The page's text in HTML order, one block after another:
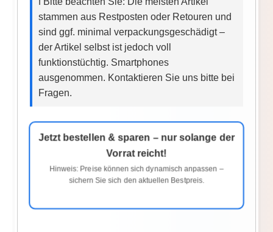
stammen aus Restposten oder Retouren und
sind ggf. minimal verpackungsgeschädigt –
der Artikel selbst ist jedoch voll
funktionstüchtig. Smartphones
ausgenommen. Kontaktieren Sie uns bitte bei
Fragen.
Jetzt bestellen & sparen – nur solange der
Vorrat reicht!
Hinweis: Preise können sich dynamisch anpassen –
sichern Sie sich den aktuellen Bestpreis.